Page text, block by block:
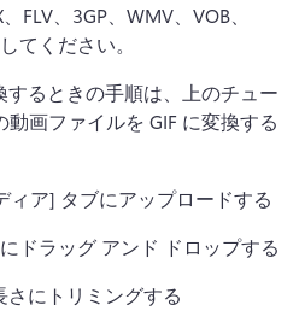
FLV、3GP、WMV、VOB、
てください。
するときの手順は、上のチュー
動画ファイルを GIF に変換する
ィア] タブにアップロードする
ドラッグ アンド ドロップする
さにトリミングする